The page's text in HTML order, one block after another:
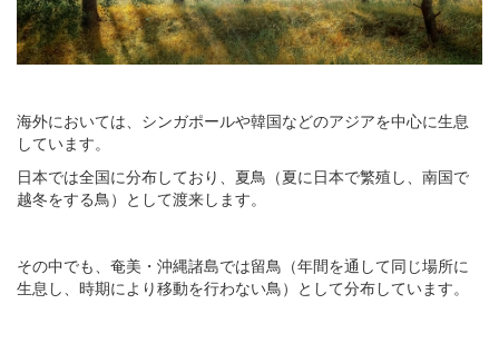
海外においては、シンガポールや韓国などのアジアを中心に生息
しています。
日本では全国に分布しており、夏鳥（夏に日本で繁殖し、南国で
越冬をする鳥）として渡来します。
その中でも、奄美・沖縄諸島では留鳥（年間を通して同じ場所に
生息し、時期により移動を行わない鳥）として分布しています。